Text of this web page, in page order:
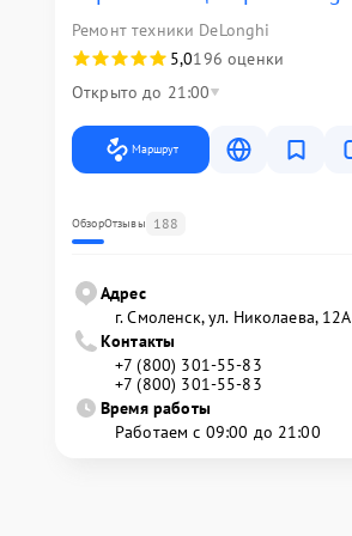
Ремонт техники DeLonghi
5,0196 оценки
Открыто до 21:00
Маршрут
ОбзорОтзывы 188
Адрес
г. Смоленск, ул. Николаева, 12А
Контакты
+7 (800) 301-55-83
+7 (800) 301-55-83
Время работы
Работаем с 09:00 до 21:00